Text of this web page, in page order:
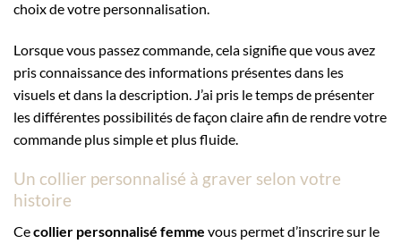
choix de votre personnalisation.
Lorsque vous passez commande, cela signifie que vous avez
pris connaissance des informations présentes dans les
visuels et dans la description. J’ai pris le temps de présenter
les différentes possibilités de façon claire afin de rendre votre
commande plus simple et plus fluide.
Un collier personnalisé à graver selon votre
histoire
Cecollier personnalisé femme vous permet d’inscrire sur le